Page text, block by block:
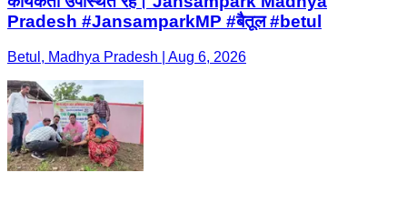
Pradesh #JansamparkMP #बैतूल #betul
Betul, Madhya Pradesh | Aug 6, 2026